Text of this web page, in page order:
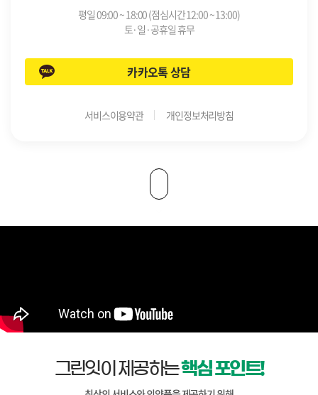
평일 09:00 ~ 18:00 (점심시간 12:00 ~ 13:00)
토·일·공휴일 휴무
카카오톡 상담
서비스이용약관 개인정보처리방침
그린잇이 제공하는핵심 포인트!